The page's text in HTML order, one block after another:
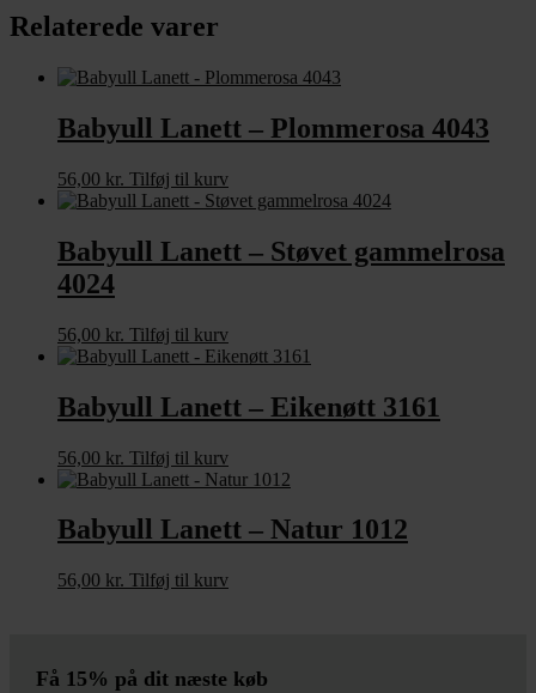
Relaterede varer
Babyull Lanett – Plommerosa 4043
56,00 kr. Tilføj til kurv
Babyull Lanett – Støvet gammelrosa
4024
56,00 kr. Tilføj til kurv
Babyull Lanett – Eikenøtt 3161
56,00 kr. Tilføj til kurv
Babyull Lanett – Natur 1012
56,00 kr. Tilføj til kurv
Få 15% på dit næste køb